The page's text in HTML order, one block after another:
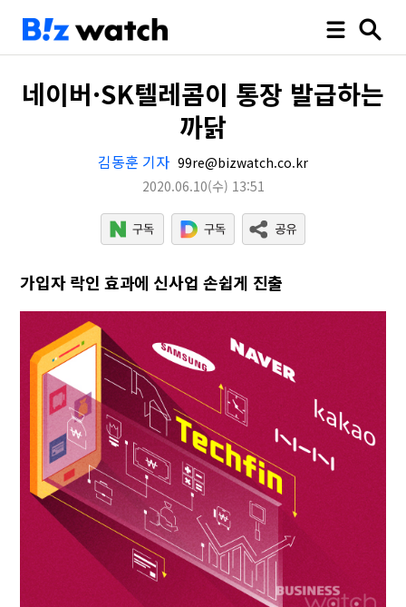
네이버·SK텔레콤이 통장 발급하는
까닭
김동훈 기자 99re@bizwatch.co.kr
2020.06.10(수) 13:51
가입자 락인 효과에 신사업 손쉽게 진출